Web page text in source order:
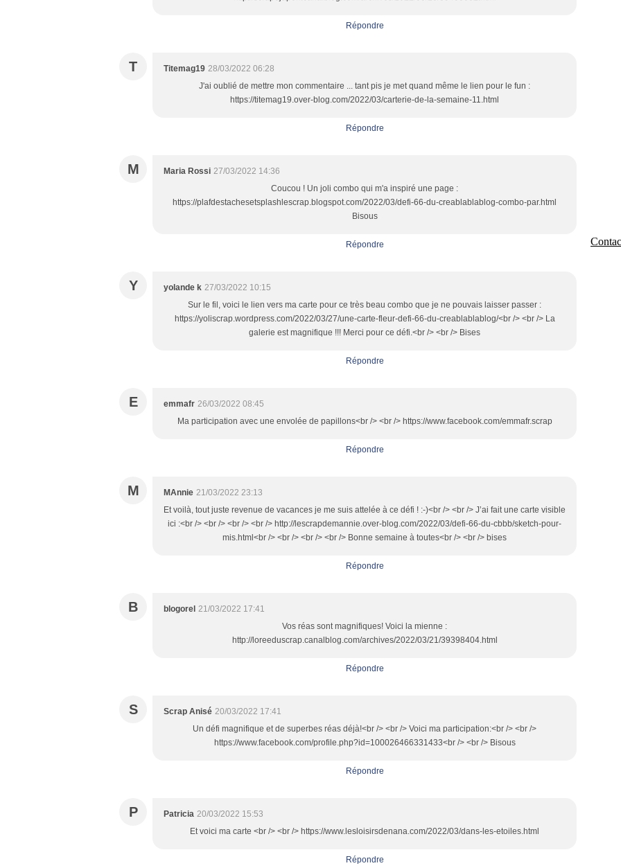
Répondre
T Titemag19 28/03/2022 06:28
J'ai oublié de mettre mon commentaire ... tant pis je met quand même le lien pour le fun :
https://titemag19.over-blog.com/2022/03/carterie-de-la-semaine-11.html
Répondre
M Maria Rossi 27/03/2022 14:36
Coucou ! Un joli combo qui m'a inspiré une page :
https://plafdestachesetsplashlescrap.blogspot.com/2022/03/defi-66-du-creablablablog-combo-par.html
Bisous
Répondre
Y yolande k 27/03/2022 10:15
Sur le fil, voici le lien vers ma carte pour ce très beau combo que je ne pouvais laisser passer :
https://yoliscrap.wordpress.com/2022/03/27/une-carte-fleur-defi-66-du-creablablablog/<br /> <br /> La
galerie est magnifique !!! Merci pour ce défi.<br /> <br /> Bises
Répondre
E emmafr 26/03/2022 08:45
Ma participation avec une envolée de papillons<br /> <br /> https://www.facebook.com/emmafr.scrap
Répondre
M MAnnie 21/03/2022 23:13
Et voilà, tout juste revenue de vacances je me suis attelée à ce défi ! :-)<br /> <br /> J’ai fait une carte visible
ici :<br /> <br /> <br /> <br /> http://lescrapdemannie.over-blog.com/2022/03/defi-66-du-cbbb/sketch-pour-
mis.html<br /> <br /> <br /> <br /> Bonne semaine à toutes<br /> <br /> bises
Répondre
B blogorel 21/03/2022 17:41
Vos réas sont magnifiques! Voici la mienne :
http://loreeduscrap.canalblog.com/archives/2022/03/21/39398404.html
Répondre
S Scrap Anisé 20/03/2022 17:41
Un défi magnifique et de superbes réas déjà!<br /> <br /> Voici ma participation:<br /> <br />
https://www.facebook.com/profile.php?id=100026466331433<br /> <br /> Bisous
Répondre
P Patricia 20/03/2022 15:53
Et voici ma carte <br /> <br /> https://www.lesloisirsdenana.com/2022/03/dans-les-etoiles.html
Répondre